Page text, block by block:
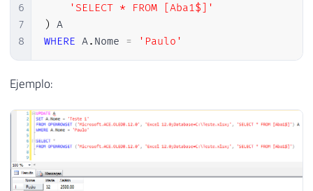
6
7
8
'SELECT * FROM [Aba1$]'
)
A
WHERE A. Nome = 'Paulo'
Ejemplo: